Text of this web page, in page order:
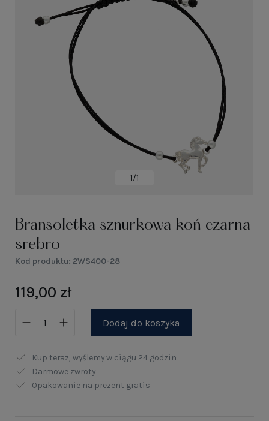
1/1
Bransoletka sznurkowa koń czarna
srebro
Kod produktu: 2WS400-28
119,00 zł
Dodaj do koszyka
Kup teraz, wyślemy w ciągu 24 godzin
Darmowe zwroty
Opakowanie na prezent gratis